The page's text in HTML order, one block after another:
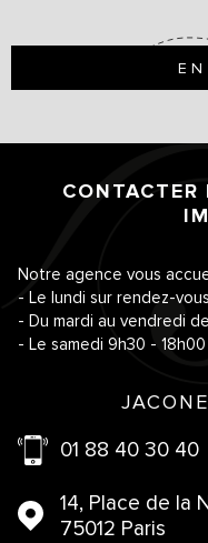
CONTACTER
Notre agence vous
- Le lundi sur rendez-vous
- Du mardi au vendredi
- Le samedi 9h30 - 18h00
01 88 40 30 40
14, Place de la
75012 Paris